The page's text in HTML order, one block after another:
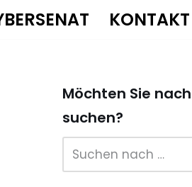
Möchten Sie
suchen?